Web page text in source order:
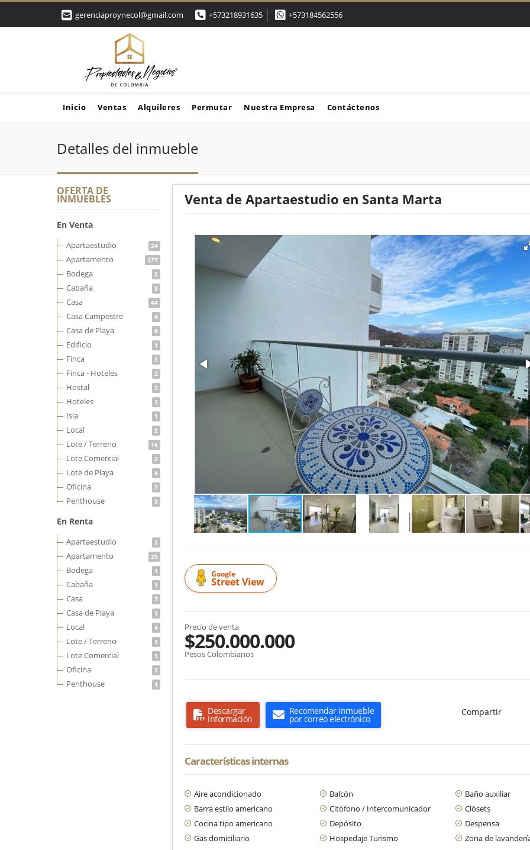
gerenciaproynecol@gmail.com +573218931635 +573184562556
Inicio Ventas Alquileres Permutar Nuestra Empresa Contáctenos
Detalles del inmueble
OFERTA DE
INMUEBLES
En Venta
Apartaestudio 24
Apartamento 177
Bodega 2
Cabaña 3
Casa 44
Casa Campestre 4
Casa de Playa 6
Edificio 1
Finca 5
Finca - Hoteles 2
Hostal 3
Hoteles 3
Isla 1
Local 2
Lote / Terreno 16
Lote Comercial 2
Lote de Playa 4
Oficina 7
Penthouse 3
En Renta
Apartaestudio 3
Apartamento 25
Bodega 1
Cabaña 1
Casa 7
Casa de Playa 1
Local 4
Lote / Terreno 1
Lote Comercial 1
Oficina 3
Penthouse 1
Venta de Apartaestudio en Santa Marta
Google
Street View
Precio de venta
$250.000.000
Pesos Colombianos
Descargar
información
Recomendar inmueble
por correo electrónico
Compartir
Características internas
Aire acondicionado Balcón Baño auxiliar
Barra estilo americano
Citófono / Intercomunicador Clósets
Cocina tipo americano
Depósito Despensa
Gas domiciliario
Hospedaje Turismo Zona de